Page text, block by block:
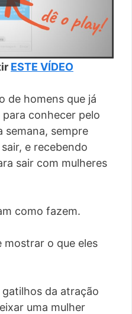
ESTE VÍDEO
de homens que já
conhecer pelo
semana, sempre
e recebendo
sair com mulheres
como fazem.
mostrar o que eles
da atração
uma mulher